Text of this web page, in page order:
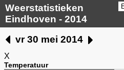
Weerstatistieken
Eindhoven - 2014
vr 30 mei 2014
X
Temperatuur